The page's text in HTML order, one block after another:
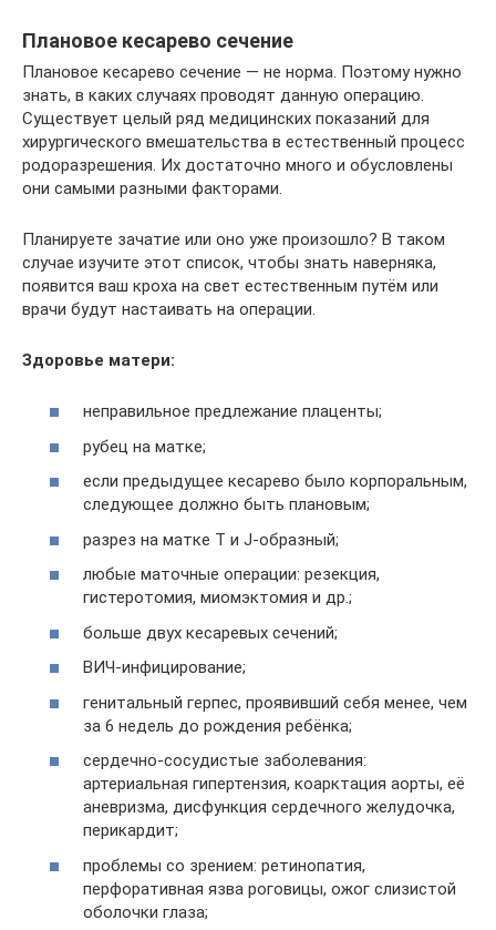
Плановое кесарево сечение
Плановое кесарево сечение — не норма. Поэтому нужно
знать, в каких случаях проводят данную операцию.
Существует целый ряд медицинских показаний для
хирургического вмешательства в естественный процесс
родоразрешения. Их достаточно много и обусловлены
они самыми разными факторами.
Планируете зачатие или оно уже произошло? В таком
случае изучите этот список, чтобы знать наверняка,
появится ваш кроха на свет естественным путём или
врачи будут настаивать на операции.
Здоровье матери:
неправильное предлежание плаценты;
рубец на матке;
если предыдущее кесарево было корпоральным,
следующее должно быть плановым;
разрез на матке Т и J-образный;
любые маточные операции: резекция,
гистеротомия, миомэктомия и др.;
больше двух кесаревых сечений;
ВИЧ-инфицирование;
генитальный герпес, проявивший себя менее, чем
за 6 недель до рождения ребёнка;
сердечно-сосудистые заболевания:
артериальная гипертензия, коарктация аорты, её
аневризма, дисфункция сердечного желудочка,
перикардит;
проблемы со зрением: ретинопатия,
перфоративная язва роговицы, ожог слизистой
оболочки глаза;